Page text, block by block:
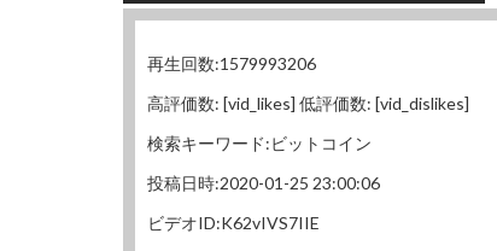
再生回数:1579993206
高評価数: [vid_likes] 低評価数: [vid_dislikes]
検索キーワード:ビットコイン
投稿日時:2020-01-25 23:00:06
ビデオID:K62vIVS7IIE